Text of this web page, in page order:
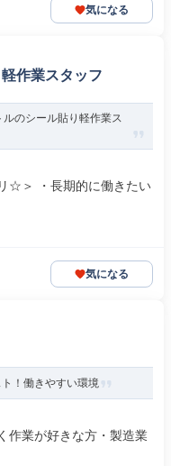
気になる
作業スタッフ
ルのシール貼り軽作業ス
☆＞ ・長期的に働きたい
気になる
！働きやすい環境
作業が好きな方・製造業